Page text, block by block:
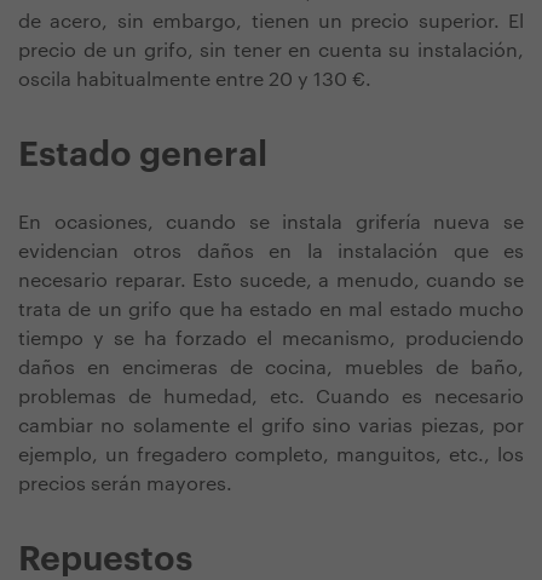
de acero, sin embargo, tienen un precio superior. El
precio de un grifo, sin tener en cuenta su instalación,
oscila habitualmente entre 20 y 130 €.
Estado general
En ocasiones, cuando se instala grifería nueva se
evidencian otros daños en la instalación que es
necesario reparar. Esto sucede, a menudo, cuando se
trata de un grifo que ha estado en mal estado mucho
tiempo y se ha forzado el mecanismo, produciendo
daños en encimeras de cocina, muebles de baño,
problemas de humedad, etc. Cuando es necesario
cambiar no solamente el grifo sino varias piezas, por
ejemplo, un fregadero completo, manguitos, etc., los
precios serán mayores.
Repuestos